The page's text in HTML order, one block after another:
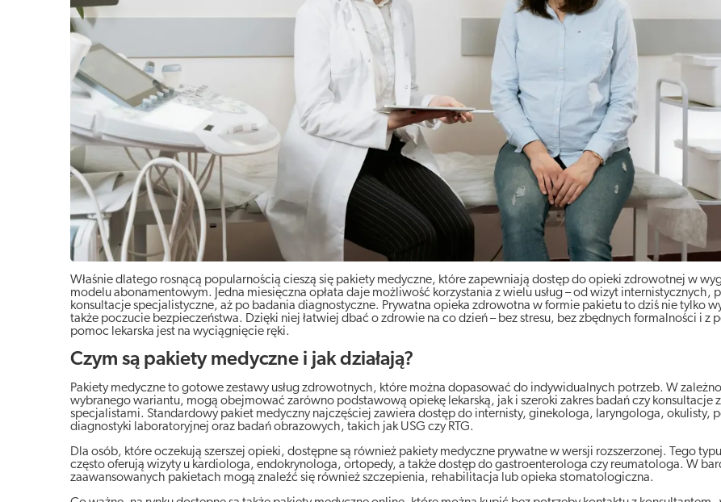
Właśnie dlatego rosnącą popularnością cieszą się pakiety medyczne, które zapewniają dostęp do opieki zdrowotnej w
modelu abonamentowym. Jedna miesięczna opłata daje możliwość korzystania z wielu usług – od wizyt internistycznych,
konsultacje specjalistyczne, aż po badania diagnostyczne. Prywatna opieka zdrowotna w formie pakietu to dziś nie tylko
także poczucie bezpieczeństwa. Dzięki niej łatwiej dbać o zdrowie na co dzień – bez stresu, bez zbędnych formalności i z
pomoc lekarska jest na wyciągnięcie ręki.
Czym są pakiety medyczne i jak działają?
Pakiety medyczne to gotowe zestawy usług zdrowotnych, które można dopasować do indywidualnych potrzeb. W
wybranego wariantu, mogą obejmować zarówno podstawową opiekę lekarską, jak i szeroki zakres badań czy konsultacje
specjalistami. Standardowy pakiet medyczny najczęściej zawiera dostęp do internisty, ginekologa, laryngologa, okulisty,
diagnostyki laboratoryjnej oraz badań obrazowych, takich jak USG czy RTG.
Dla osób, które oczekują szerszej opieki, dostępne są również pakiety medyczne prywatne w wersji rozszerzonej. Tego
często oferują wizyty u kardiologa, endokrynologa, ortopedy, a także dostęp do gastroenterologa czy reumatologa. W
zaawansowanych pakietach mogą znaleźć się również szczepienia, rehabilitacja lub opieka stomatologiczna.